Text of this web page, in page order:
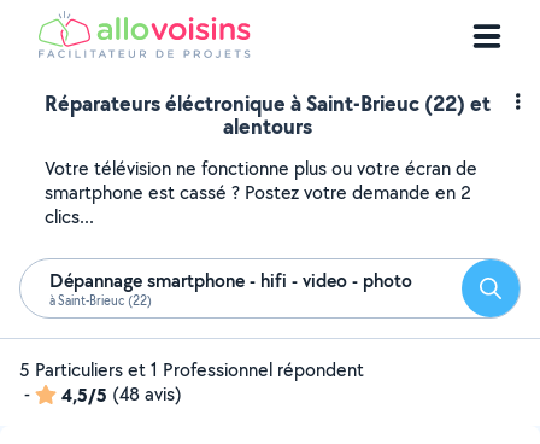
Réparateurs éléctronique à Saint-Brieuc (22) et
alentours
Votre télévision ne fonctionne plus ou votre écran de
smartphone est cassé ? Postez votre demande en 2
clics...
Dépannage smartphone - hifi - video - photo
à Saint-Brieuc (22)
5 Particuliers et 1 Professionnel répondent
-
4,5/5 (48 avis)